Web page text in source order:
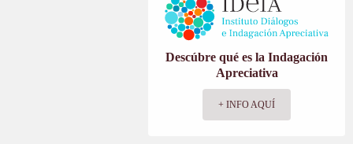
Descúbre qué es la Indagación
Apreciativa
+ INFO AQUÍ